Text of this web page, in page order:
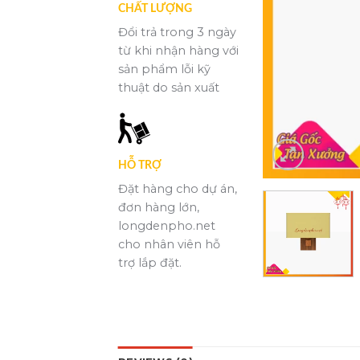
CHẤT LƯỢNG
Đổi trả trong 3 ngày
từ khi nhận hàng với
sản phẩm lỗi kỹ
thuật do sản xuất
HỖ TRỢ
Đặt hàng cho dự án,
đơn hàng lớn,
longdenpho.net
cho nhân viên hỗ
trợ lắp đặt.